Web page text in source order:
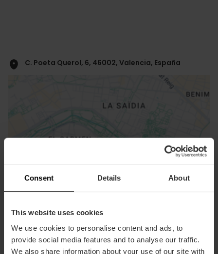
Consent Details About
This website uses cookies
We use cookies to personalise content and ads, to
provide social media features and to analyse our traffic.
We also share information about your use of our site with
C. Poeta Querol, 6, 46002, Valencia, España